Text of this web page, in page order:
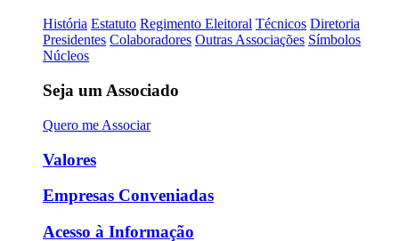
História Estatuto Regimento Eleitoral Técnicos Diretoria
Presidentes Colaboradores Outras Associações Símbolos
Núcleos
Seja um Associado
Quero me Associar
Valores
Empresas Conveniadas
Acesso à Informação